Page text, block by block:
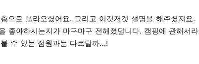
으로 올라오셨어요. 그리고 이것저것 설명을 해주셨지요.
좋아하시는지가 마구마구 전해졌답니다. 캠핑에 관해서라
수 있는 점원과는 다르달까…!